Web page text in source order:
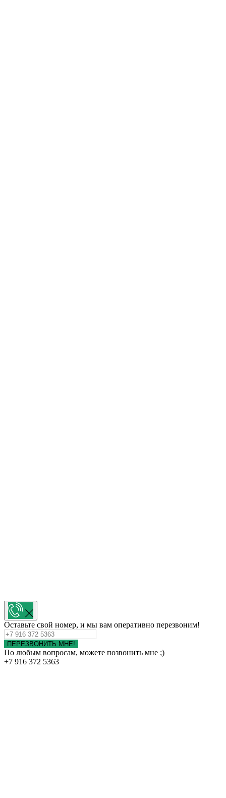
Оставьте свой номер, и мы вам оперативно перезвоним!
ПЕРЕЗВОНИТЬ МНЕ!
По любым вопросам, можете позвонить мне ;)
+7 916 372 5363